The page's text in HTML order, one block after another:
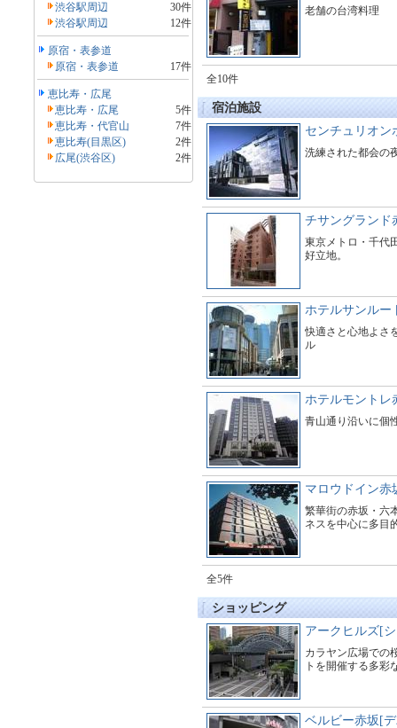
渋谷駅周辺
30件
渋谷駅周辺
12件
原宿・表参道
原宿・表参道
17件
恵比寿・広尾
恵比寿・広尾
5件
恵比寿・代官山
7件
恵比寿(目黒区)
2件
広尾(渋谷区)
2件
老舗の台湾料理
全10件
宿泊施設
センチュリオン
洗練された都会の
チサングランド
東京メトロ・千代
好立地。
ホテルサンルー
快適さと心地よさ
ル
ホテルモントレ
青山通り沿いに個
マロウドイン赤
繁華街の赤坂・六
ネスを中心に多目
全5件
ショッピング
アークヒルズ[
カラヤン広場での
トを開催する多彩
ベルビー赤坂[